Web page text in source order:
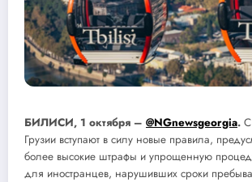
БИЛИСИ, 1 октября – @NGnеwsgeorgia. С
Грузии вступают в силу новые правила,
более высокие штрафы и упрощенную
для иностранцев, нарушивших сроки